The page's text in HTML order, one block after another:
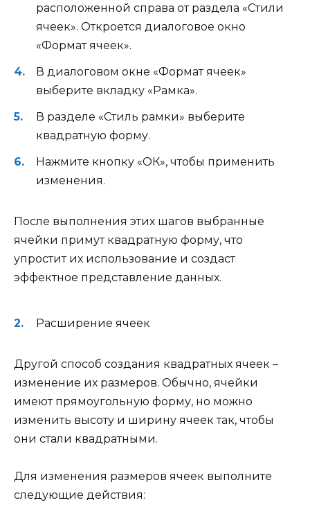
расположенной справа от раздела «Стили
ячеек». Откроется диалоговое окно
«Формат ячеек».
В диалоговом окне «Формат ячеек»
выберите вкладку «Рамка».
В разделе «Стиль рамки» выберите
квадратную форму.
Нажмите кнопку «ОК», чтобы применить
изменения.
После выполнения этих шагов выбранные
ячейки примут квадратную форму, что
упростит их использование и создаст
эффектное представление данных.
Расширение ячеек
Другой способ создания квадратных ячеек –
изменение их размеров. Обычно, ячейки
имеют прямоугольную форму, но можно
изменить высоту и ширину ячеек так, чтобы
они стали квадратными.
Для изменения размеров ячеек выполните
следующие действия: